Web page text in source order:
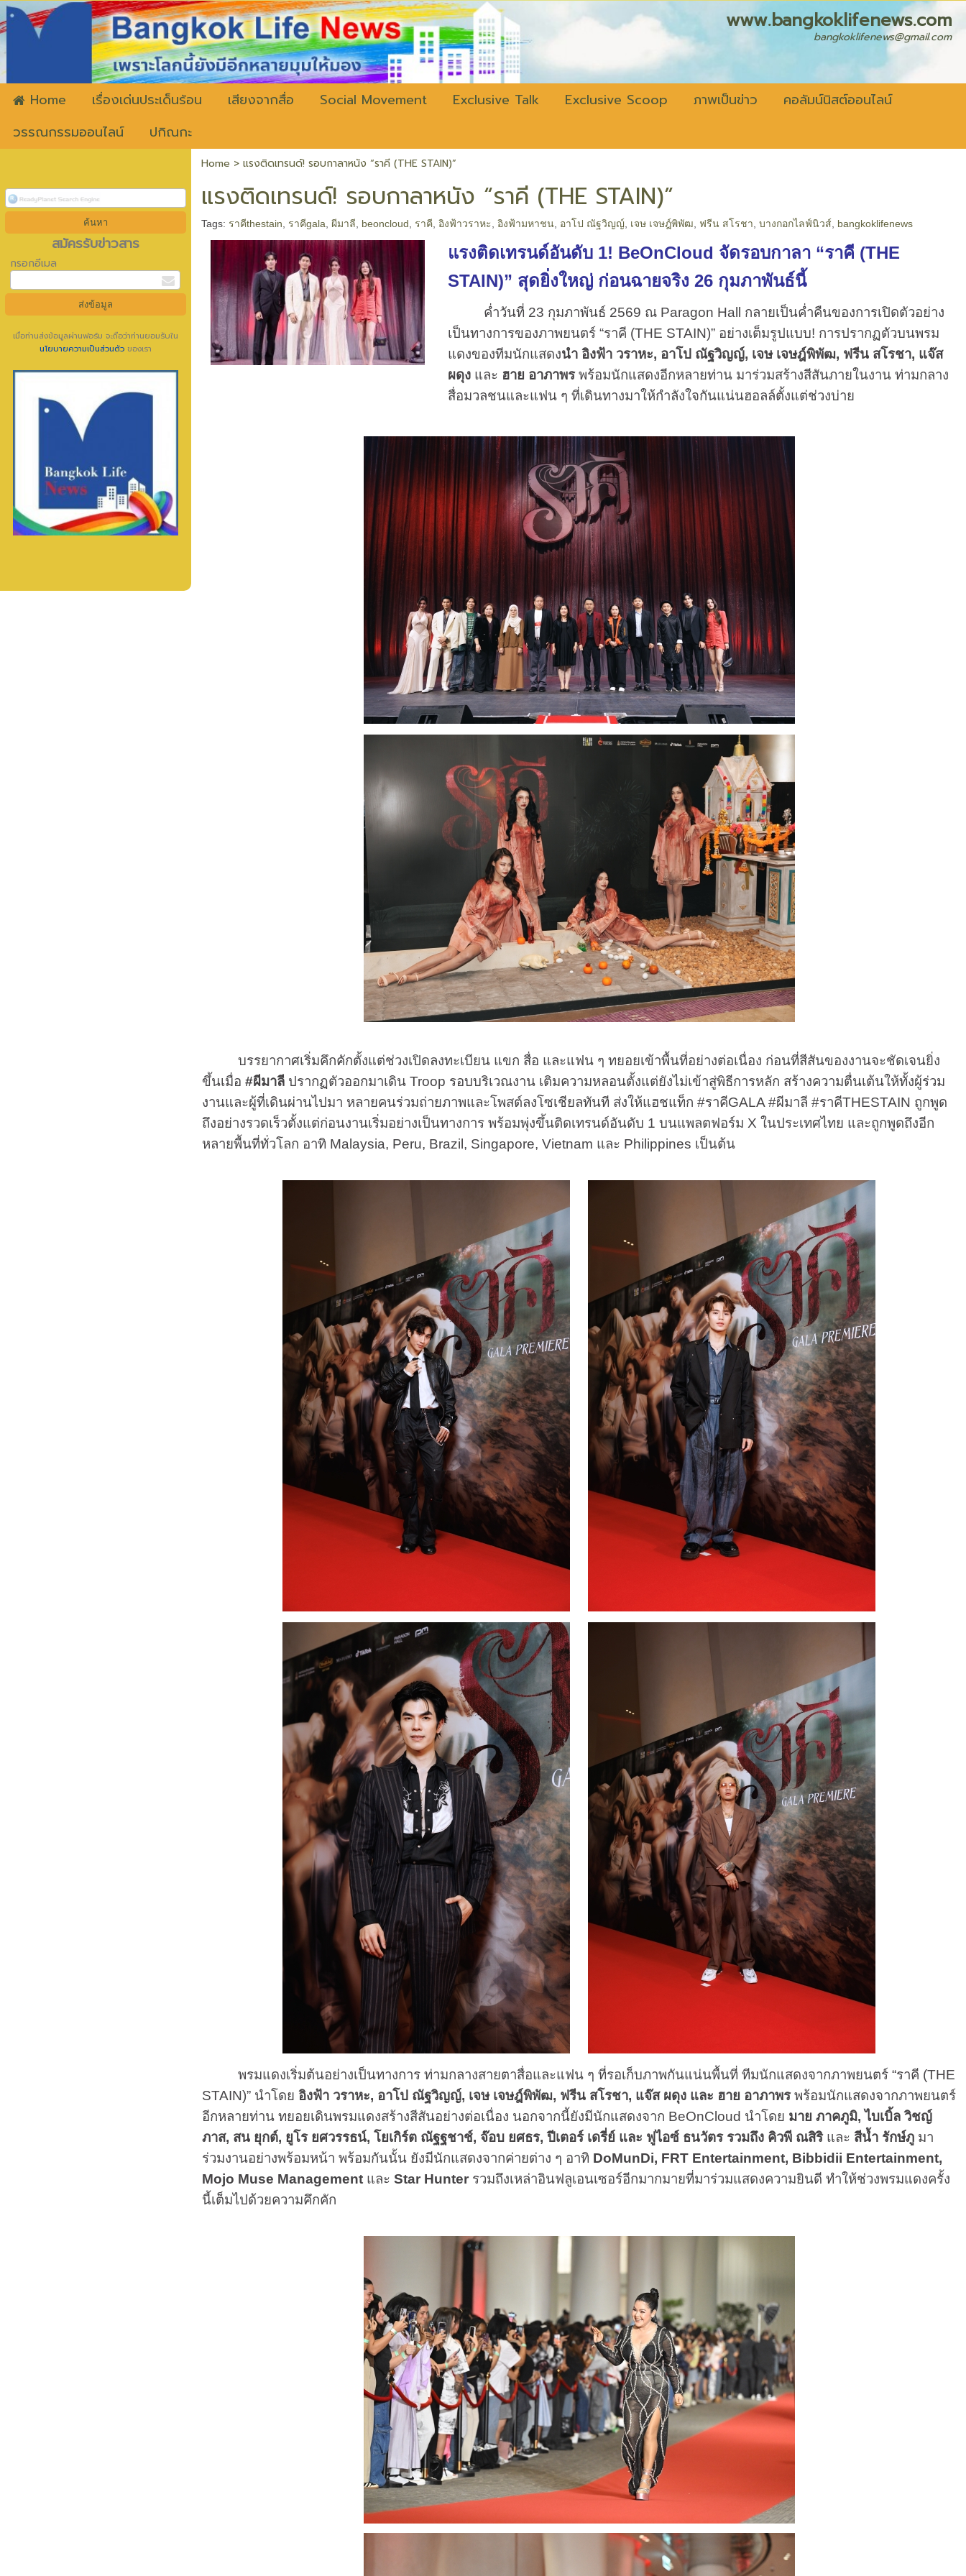
www.bangkoklifenews.com
bangkoklifenews@gmail.com
Home เรื่องเด่นประเด็นร้อน เสียงจากสื่อ Social Movement Exclusive Talk Exclusive Scoop ภาพเป็นข่าว
คอลัมน์นิสต์ออนไลน์
วรรณกรรมออนไลน์
ปกิณกะ
สมัครรับข่าวสาร
กรอกอีเมล
เมื่อท่านส่งข้อมูลผ่านฟอร์ม จะถือว่าท่านยอมรับใน
นโยบายความเป็นส่วนตัว ของเรา
Home > แรงติดเทรนด์! รอบกาลาหนัง “ราคี (THE STAIN)”
แรงติดเทรนด์! รอบกาลาหนัง “ราคี (THE STAIN)”
Tags: ราคีthestain ราคีgala ,ผีมาลี beoncloud ราคี ,อิงฟ้าวราหะ ,อิงฟ้ามหาชน อาโป ณัฐวิญญ์ เจษ เจษฎ์พิพัฒ ฟรีน สโรชา ,บางกอกไลฟ์นิวส์ bangkoklifenews
แรงติดเทรนด์อันดับ 1! BeOnCloud จัดรอบกาลา “ราคี (THE
STAIN)” สุดยิ่งใหญ่ ก่อนฉายจริง 26 กุมภาพันธ์นี้
ค่ำวันที่ 23 กุมภาพันธ์ 2569 ณ Paragon Hall กลายเป็นค่ำคืนของการเปิดตัวอย่าง
เป็นทางการของภาพยนตร์ “ราคี (THE STAIN)” อย่างเต็มรูปแบบ! การปรากฏตัวบนพรม
แดงของทีมนักแสดงนำ อิงฟ้า วราหะ, อาโป ณัฐวิญญ์, เจษ เจษฎ์พิพัฒ, ฟรีน สโรชา, แจ๊ส
ผดุง และ ฮาย อาภาพรพร้อมนักแสดงอีกหลายท่าน มาร่วมสร้างสีสันภายในงาน ท่ามกลาง
สื่อมวลชนและแฟน ๆ ที่เดินทางมาให้กำลังใจกันแน่นฮอลล์ตั้งแต่ช่วงบ่าย
บรรยากาศเริ่มคึกคักตั้งแต่ช่วงเปิดลงทะเบียน แขก สื่อ และแฟน ๆ ทยอยเข้าพื้นที่อย่างต่อเนื่อง ก่อนที่สีสันของงานจะชัดเจนยิ่ง
ขึ้นเมื่อ #ผีมาลีปรากฏตัวออกมาเดิน Troop รอบบริเวณงาน เติมความหลอนตั้งแต่ยังไม่เข้าสู่พิธีการหลัก สร้างความตื่นเต้นให้ทั้งผู้ร่วม
งานและผู้ที่เดินผ่านไปมา หลายคนร่วมถ่ายภาพและโพสต์ลงโซเชียลทันที ส่งให้แฮชแท็ก #ราคีGALA #ผีมาลี #ราคีTHESTAIN ถูกพูด
ถึงอย่างรวดเร็วตั้งแต่ก่อนงานเริ่มอย่างเป็นทางการ พร้อมพุ่งขึ้นติดเทรนด์อันดับ 1 บนแพลตฟอร์ม X ในประเทศไทย และถูกพูดถึงอีก
หลายพื้นที่ทั่วโลก อาทิ Malaysia, Peru, Brazil, Singapore, Vietnam และ Philippines เป็นต้น
พรมแดงเริ่มต้นอย่างเป็นทางการ ท่ามกลางสายตาสื่อและแฟน ๆ ที่รอเก็บภาพกันแน่นพื้นที่ ทีมนักแสดงจากภาพยนตร์ “ราคี (THE
STAIN)” นำโดย อิงฟ้า วราหะ, อาโป ณัฐวิญญ์, เจษ เจษฎ์พิพัฒ, ฟรีน สโรชา, แจ๊ส ผดุง และ ฮาย อาภาพรพร้อมนักแสดงจากภาพยนตร์
อีกหลายท่าน ทยอยเดินพรมแดงสร้างสีสันอย่างต่อเนื่อง นอกจากนี้ยังมีนักแสดงจาก BeOnCloud นำโดย มาย ภาคภูมิ,ไบเบิ้ล วิชญ์
ภาส, สน ยุกต์, ยูโร ยศวรรธน์, โยเกิร์ต ณัฐฐชาช์, จ๊อบ ยศธร,ปีเตอร์ เดรี่ย์ และ ฟูไอซ์ ธนวัตร รวมถึง คิวพี ณสิริ และ สีน้ำ รักษ์ภู มา
ร่วมงานอย่างพร้อมหน้า พร้อมกันนั้น ยังมีนักแสดงจากค่ายต่าง ๆ อาทิ DoMunDi, FRT Entertainment, Bibbidii Entertainment,
Mojo Muse Management และ Star Hunterรวมถึงเหล่าอินฟลูเอนเซอร์อีกมากมายที่มาร่วมแสดงความยินดี ทำให้ช่วงพรมแดงครั้ง
นี้เต็มไปด้วยความคึกคัก